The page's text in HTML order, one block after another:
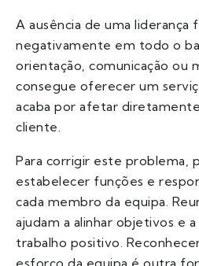
A ausência de uma
negativamente em todo o
orientação, comunicação ou
consegue oferecer um
acaba por afetar
cliente.
Para corrigir este problema,
estabelecer funções e
cada membro da equipa.
ajudam a alinhar objetivos e
trabalho positivo.